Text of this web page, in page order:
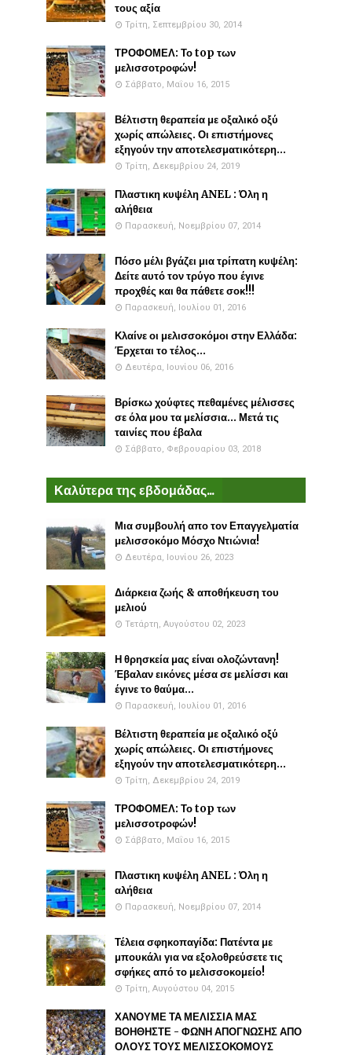
τους αξία
Τρίτη, Σεπτεμβρίου 30, 2014
ΤΡΟΦΟΜΕΛ: Το top των
μελισσοτροφών!
Σάββατο, Μαΐου 16, 2015
Βέλτιστη θεραπεία με οξαλικό οξύ
χωρίς απώλειες. Οι επιστήμονες
εξηγούν την αποτελεσματικότερη...
Τρίτη, Δεκεμβρίου 24, 2019
Πλαστικη κυψέλη ANEL : Όλη η
αλήθεια
Παρασκευή, Νοεμβρίου 07, 2014
Πόσο μέλι βγάζει μια τρίπατη κυψέλη:
Δείτε αυτό τον τρύγο που έγινε
προχθές και θα πάθετε σοκ!!!
Παρασκευή, Ιουλίου 01, 2016
Κλαίνε οι μελισσοκόμοι στην Ελλάδα:
Έρχεται το τέλος...
Δευτέρα, Ιουνίου 06, 2016
Βρίσκω χούφτες πεθαμένες μέλισσες
σε όλα μου τα μελίσσια... Μετά τις
ταινίες που έβαλα
Σάββατο, Φεβρουαρίου 03, 2018
Καλύτερα της εβδομάδας...
Μια συμβουλή απο τον Επαγγελματία
μελισσοκόμο Μόσχο Ντιώνια!
Δευτέρα, Ιουνίου 26, 2023
Διάρκεια ζωής & αποθήκευση του
μελιού
Τετάρτη, Αυγούστου 02, 2023
Η θρησκεία μας είναι ολοζώντανη!
Έβαλαν εικόνες μέσα σε μελίσσι και
έγινε το θαύμα...
Παρασκευή, Ιουλίου 01, 2016
Βέλτιστη θεραπεία με οξαλικό οξύ
χωρίς απώλειες. Οι επιστήμονες
εξηγούν την αποτελεσματικότερη...
Τρίτη, Δεκεμβρίου 24, 2019
ΤΡΟΦΟΜΕΛ: Το top των
μελισσοτροφών!
Σάββατο, Μαΐου 16, 2015
Πλαστικη κυψέλη ANEL : Όλη η
αλήθεια
Παρασκευή, Νοεμβρίου 07, 2014
Τέλεια σφηκοπαγίδα: Πατέντα με
μπουκάλι για να εξολοθρεύσετε τις
σφήκες από το μελισσοκομείο!
Τρίτη, Αυγούστου 04, 2015
ΧΑΝΟΥΜΕ ΤΑ ΜΕΛΙΣΣΙΑ ΜΑΣ
ΒΟΗΘΗΣΤΕ - ΦΩΝΗ ΑΠΟΓΝΩΣΗΣ ΑΠΟ
ΟΛΟΥΣ ΤΟΥΣ ΜΕΛΙΣΣΟΚΟΜΟΥΣ